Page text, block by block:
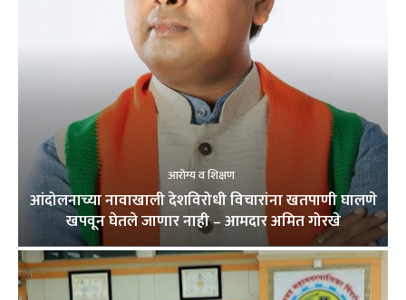
आरोग्य व शिक्षण
आंदोलनाच्या नावाखाली देशविरोधी विचारांना खतपाणी घालणे
खपवून घेतले जाणार नाही – आमदार अमित गोरखे